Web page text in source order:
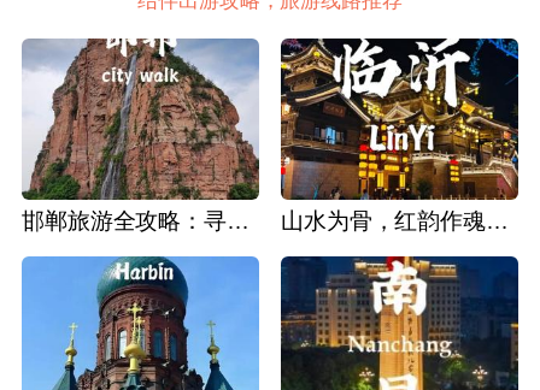
邯郸旅游全攻略：寻迹成语故里，邂逅太行古韵 山水为骨，红韵作魂：临沂深度旅游攻略